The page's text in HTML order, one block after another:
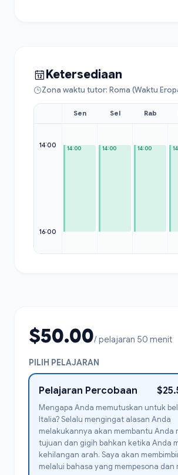
Ketersediaan
Zona waktu tutor: Roma (Waktu
14:00
16:00
Sen
14:00
Sel
14:00
Rab
14:00
$50.00/ pelajaran 50 menit
PILIH PELAJARAN
Pelajaran Percobaan
Mengapa Anda memutuskan untuk
Italia? Selalu mengingat alasan Anda
melakukannya akan membantu Anda
tujuan dan gigih bahkan ketika Anda
kehilangan arah. Saya akan
melalui bahasa yang mempesona dan